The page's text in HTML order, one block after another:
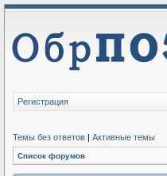
Регистрация
Темы без ответов | Активные темы
Список форумов